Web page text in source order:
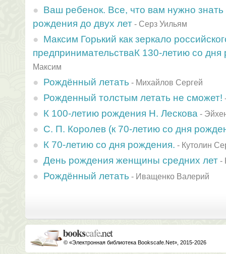
Ваш ребенок. Все, что вам нужно
рождения до двух лет - Серз Уильям
Максим Горький как зеркало
предпринимательстваК 130-летию со дня
Максим
Рождённый летать - Михайлов Сергей
Рожденный толстым летать не сможет!
К 100-летию рождения Н. Лескова -
С. П. Королев (к 70-летию со дня
К 70-летию со дня рождения. - Кутолин
День рождения женщины средних лет -
Рождённый летать - Иващенко Валерий
© «Электронная библиотека Bookscafe.Net», 2015-2026